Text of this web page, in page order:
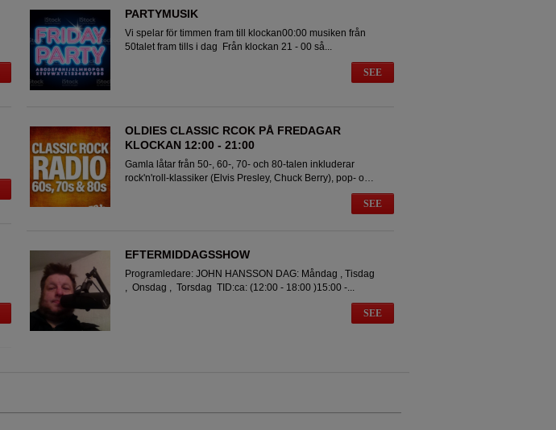
PARTYMUSIK
Vi spelar för timmen fram till klockan00:00 musiken från
50talet fram tills i dag Från klockan 21 - 00 så...
SEE
OLDIES CLASSIC RCOK PÅ FREDAGAR
KLOCKAN 12:00 - 21:00
Gamla låtar från 50-, 60-, 70- och 80-talen inkluderar
rock'n'roll-klassiker (Elvis Presley, Chuck Berry), pop- och
SEE
EFTERMIDDAGSSHOW
Programledare: JOHN HANSSON DAG: Måndag , Tisdag
, Onsdag , Torsdag TID:ca: (12:00 - 18:00 )15:00 -...
SEE